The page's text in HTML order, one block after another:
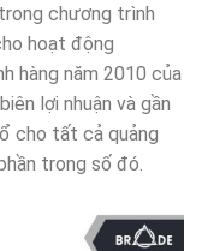
chương trình
hoạt động
hàng năm 2010 của
lợi nhuận và gần
cho tất cả quảng
trong số đó.